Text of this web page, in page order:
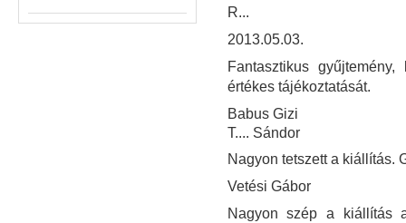
R...
2013.05.03.
Fantasztikus
értékes tájékoztatását.
Babus Gizi
T.... Sándor
Nagyon tetszett a kiállítás.
Vetési Gábor
Nagyon szép a kiállítás